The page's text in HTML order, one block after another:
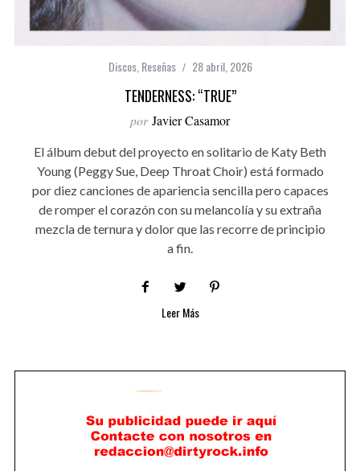
Discos, Reseñas 28 abril, 2026
TENDERNESS: “TRUE”
por Javier Casamor
El álbum debut del proyecto en solitario de Katy Beth
Young (Peggy Sue, Deep Throat Choir) está formado
por diez canciones de apariencia sencilla pero capaces
de romper el corazón con su melancolía y su extraña
mezcla de ternura y dolor que las recorre de principio
a fin.
Leer Más